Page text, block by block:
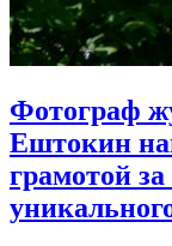
Фотограф
Ештокин
грамотой